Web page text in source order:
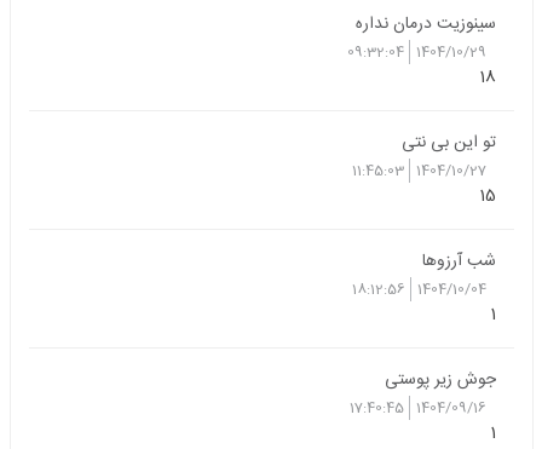
سینوزیت درمان نداره
1404/10/29
09:32:04
18
تو این بی نتی
1404/10/27
11:45:03
15
شب آرزوها
1404/10/04
18:12:56
1
جوش زیر پوستی
1404/09/16
17:40:45
1